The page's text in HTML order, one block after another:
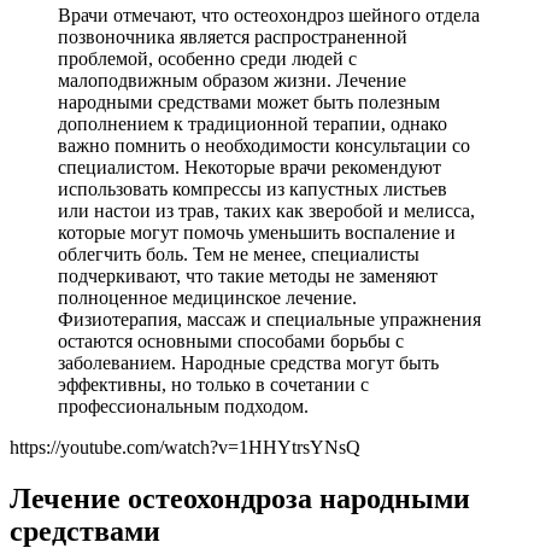
Врачи отмечают, что остеохондроз шейного отдела
позвоночника является распространенной
проблемой, особенно среди людей с
малоподвижным образом жизни. Лечение
народными средствами может быть полезным
дополнением к традиционной терапии, однако
важно помнить о необходимости консультации со
специалистом. Некоторые врачи рекомендуют
использовать компрессы из капустных листьев
или настои из трав, таких как зверобой и мелисса,
которые могут помочь уменьшить воспаление и
облегчить боль. Тем не менее, специалисты
подчеркивают, что такие методы не заменяют
полноценное медицинское лечение.
Физиотерапия, массаж и специальные упражнения
остаются основными способами борьбы с
заболеванием. Народные средства могут быть
эффективны, но только в сочетании с
профессиональным подходом.
https://youtube.com/watch?v=1HHYtrsYNsQ
Лечение остеохондроза народными
средствами